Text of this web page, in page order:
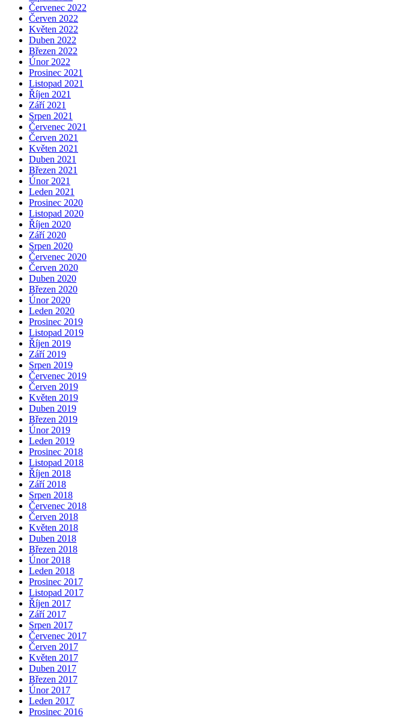
Červenec 2022
Červen 2022
Květen 2022
Duben 2022
Březen 2022
Únor 2022
Prosinec 2021
Listopad 2021
Říjen 2021
Září 2021
Srpen 2021
Červenec 2021
Červen 2021
Květen 2021
Duben 2021
Březen 2021
Únor 2021
Leden 2021
Prosinec 2020
Listopad 2020
Říjen 2020
Září 2020
Srpen 2020
Červenec 2020
Červen 2020
Duben 2020
Březen 2020
Únor 2020
Leden 2020
Prosinec 2019
Listopad 2019
Říjen 2019
Září 2019
Srpen 2019
Červenec 2019
Červen 2019
Květen 2019
Duben 2019
Březen 2019
Únor 2019
Leden 2019
Prosinec 2018
Listopad 2018
Říjen 2018
Září 2018
Srpen 2018
Červenec 2018
Červen 2018
Květen 2018
Duben 2018
Březen 2018
Únor 2018
Leden 2018
Prosinec 2017
Listopad 2017
Říjen 2017
Září 2017
Srpen 2017
Červenec 2017
Červen 2017
Květen 2017
Duben 2017
Březen 2017
Únor 2017
Leden 2017
Prosinec 2016